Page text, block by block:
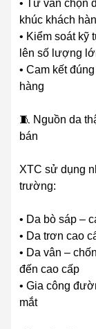
• Tư vấn chọn
khúc khách
• Kiểm soát kỹ
lên số lượng
• Cam kết
hàng
🧵 Nguồn da
bán
XTC sử dụng
trường:
• Da bò sáp –
• Da trơn cao
• Da vân –
đến cao cấp
• Gia công
mắt